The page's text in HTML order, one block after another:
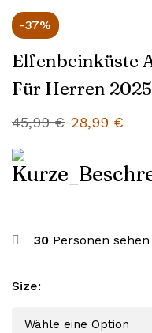
-37%
Elfenbeinküste
Für Herren
45,99€ 28,99 €
30 Personen
Size: